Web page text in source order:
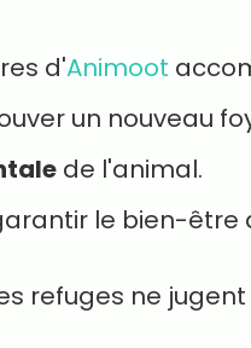
d'Animoot
un nouveau
de l'animal.
le bien-être
refuges ne